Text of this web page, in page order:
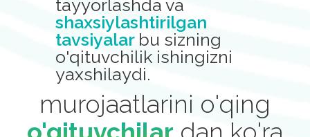
tayyorlashda va
shaxsiylashtirilgan
tavsiyalar bu sizning
o'qituvchilik ishingizni
yaxshilaydi.
murojaatlarini o'qing